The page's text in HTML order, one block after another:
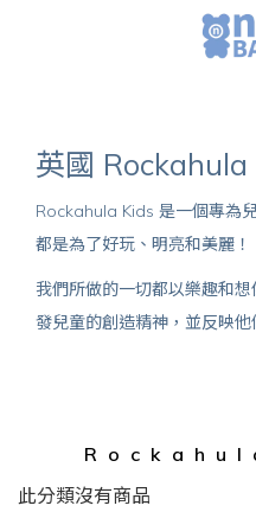
英國
Rockahula Kids 是一個專為
都是為了好玩、明亮和美麗！
我們所做的一切都以樂趣和
發兒童的創造精神，並反映他
此分類沒有商品